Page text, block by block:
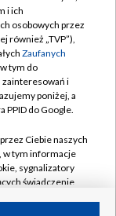
i ich
osobowych przez
również „TVP”),
Zaufanych
tym do
zainteresowań i
poniżej, a
PPID do Google.
Ciebie naszych
w tym informacje
sygnalizatory
świadczenie